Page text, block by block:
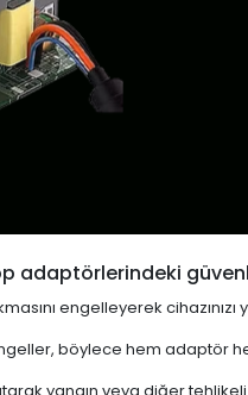
adaptörlerindeki
engelleyerek
engeller, böylece hem adaptör